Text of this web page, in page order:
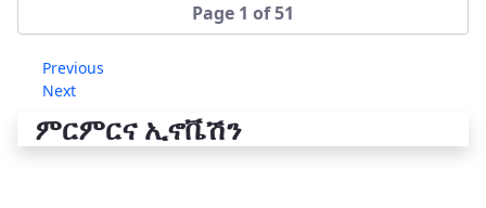
Next
ምርምርና ኢኖቬሽን